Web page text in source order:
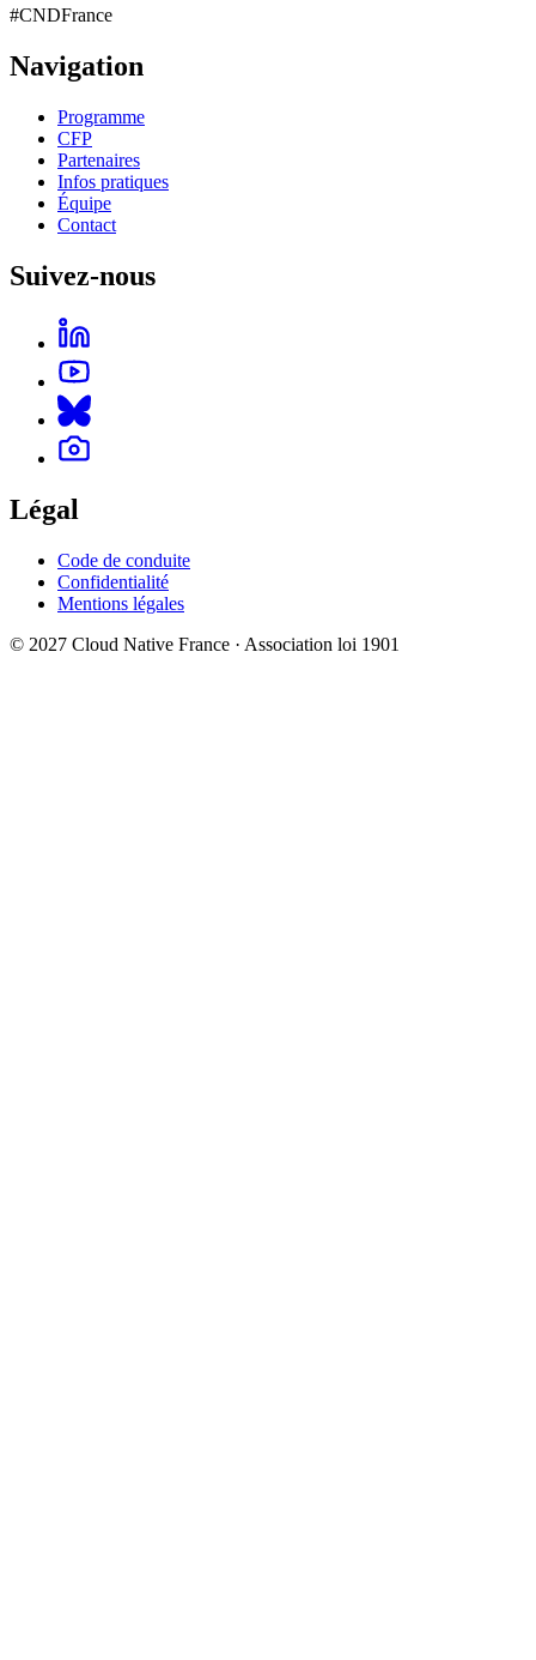
#CNDFrance
Navigation
Programme
CFP
Partenaires
Infos pratiques
Équipe
Contact
Suivez-nous
Légal
Code de conduite
Confidentialité
Mentions légales
© 2027 Cloud Native France · Association loi 1901